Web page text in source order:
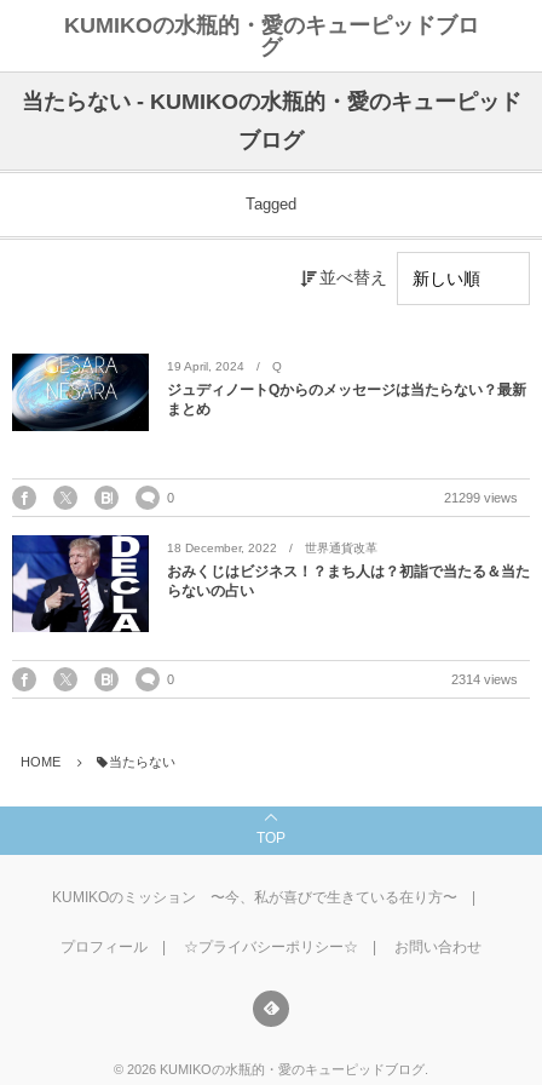
KUMIKOの水瓶的・愛のキューピッドブロ
グ
当たらない - KUMIKOの水瓶的・愛のキューピッド
ブログ
Tagged
並べ替え
19 April 2024 Q
ジュディノートQからのメッセージは当たらない？最新
まとめ
0 21299 views
18 December, 2022 世界通貨改革
おみくじはビジネス！？まち人は？初詣で当たる＆当た
らないの占い
0 2314 views
HOME 当たらない
TOP
KUMIKOのミッション 〜今、私が喜びで生きている在り方〜
プロフィール ☆プライバシーポリシー☆ お問い合わせ
© 2026 KUMIKOの水瓶的・愛のキューピッドブログ